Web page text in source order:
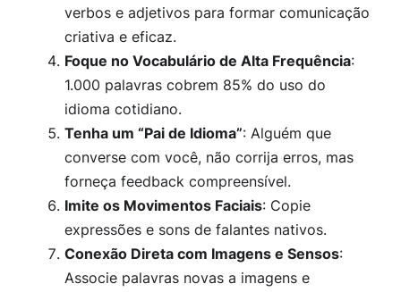
verbos e adjetivos para formar comunicação
criativa e eficaz.
Foque no Vocabulário de Alta Frequência:
1.000 palavras cobrem 85% do uso do
idioma cotidiano.
Tenha um “Pai de Idioma”: Alguém que
converse com você, não corrija erros, mas
forneça feedback compreensível.
Imite os Movimentos Faciais: Copie
expressões e sons de falantes nativos.
Conexão Direta com Imagens e Sensos:
Associe palavras novas a imagens e